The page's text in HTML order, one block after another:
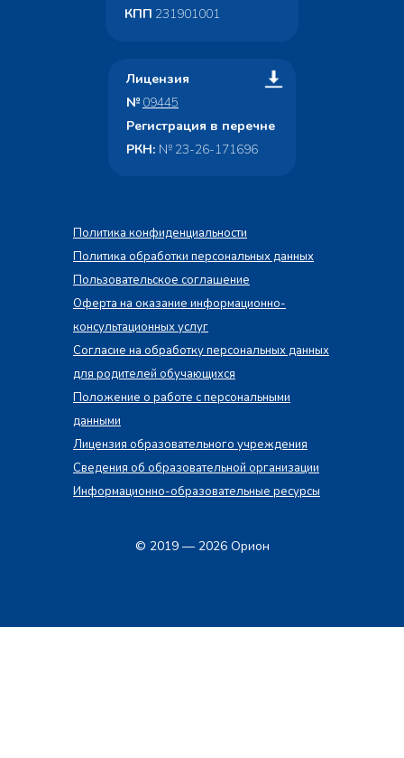
© 2019 — 2026 Орион
Политика конфиденциальности
Политика обработки персональных данных
Пользовательское соглашение
Оферта на оказание информационно-
консультационных услуг
Согласие на обработку персональных данных
для родителей обучающихся
Положение о работе с персональными
данными
Лицензия образовательного учреждения
Сведения об образовательной организации
Информационно-образовательные ресурсы
КПП 231901001
Лицензия
№ 09445
Регистрация в перечне
РКН: № 23-26-171696